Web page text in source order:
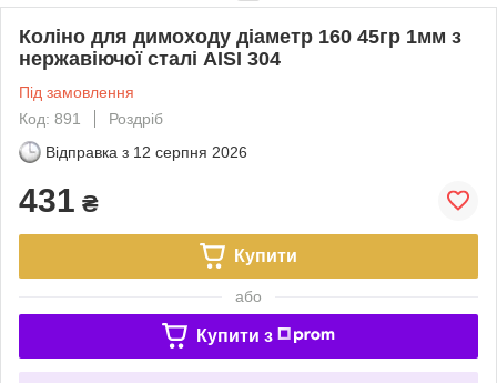
Коліно для димоходу діаметр 160 45гр 1мм з
нержавіючої сталі AISI 304
Під замовлення
Код: 891
Роздріб
Відправка з 12 серпня 2026
431 ₴
Купити
або
Купити з